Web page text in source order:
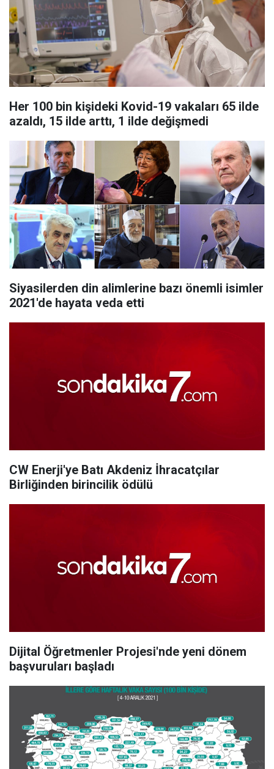
Her 100 bin kişideki Kovid-19 vakaları 65 ilde
azaldı, 15 ilde arttı, 1 ilde değişmedi
Siyasilerden din alimlerine bazı önemli isimler
2021'de hayata veda etti
CW Enerji'ye Batı Akdeniz İhracatçılar
Birliğinden birincilik ödülü
Dijital Öğretmenler Projesi'nde yeni dönem
başvuruları başladı